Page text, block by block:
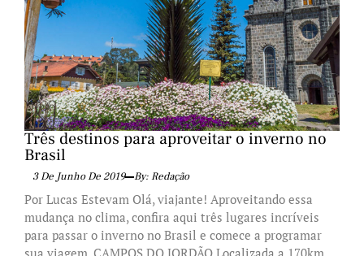
Três destinos para aproveitar o inverno no
Brasil
3 De Junho De 2019 By: Redação
Por Lucas Estevam Olá, viajante! Aproveitando essa
mudança no clima, confira aqui três lugares incríveis
para passar o inverno no Brasil e comece a programar